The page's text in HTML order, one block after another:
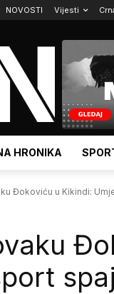
NOVOSTI Vijesti
HRONIKA
Đokoviću u Kikindi: